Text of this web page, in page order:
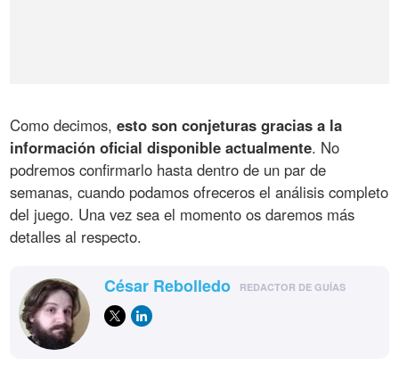
Como decimos,esto son conjeturas gracias a la
información oficial disponible actualmente. No
podremos confirmarlo hasta dentro de un par de
semanas, cuando podamos ofreceros el análisis completo
del juego. Una vez sea el momento os daremos más
detalles al respecto.
César Rebolledo REDACTOR DE GUÍAS